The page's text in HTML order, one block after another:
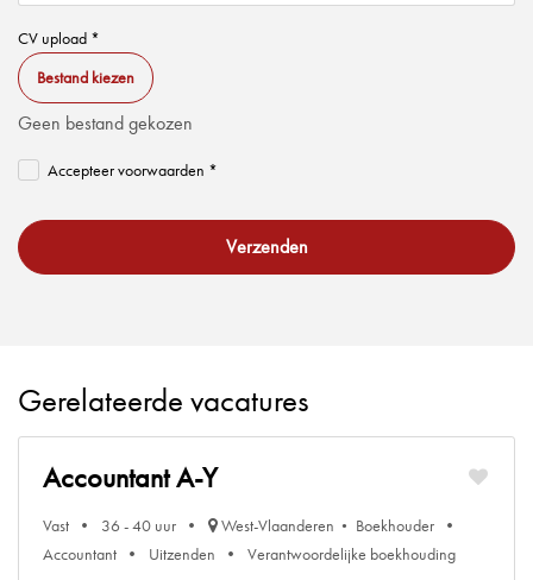
CV upload *
Bestand kiezen
Geen bestand gekozen
Accepteer voorwaarden *
Verzenden
Gerelateerde vacatures
Accountant A-Y
Vast 36 - 40 uur West-Vlaanderen
Boekhouder
Accountant
Uitzenden Verantwoordelijke boekhouding